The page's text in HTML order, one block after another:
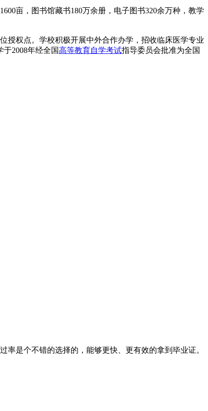
亩，图书馆藏书180万余册，电子图书320余万种，教学
授权点。学校积极开展中外合作办学，招收临床医学专业
2008年经全国高等教育自学考试指导委员会批准为全国
是个不错的选择的，能够更快、更有效的拿到毕业证。